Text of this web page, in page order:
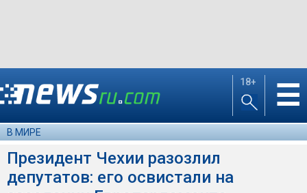
18+ ☰
В МИРЕ
Президент Чехии разозлил
депутатов: его освистали на